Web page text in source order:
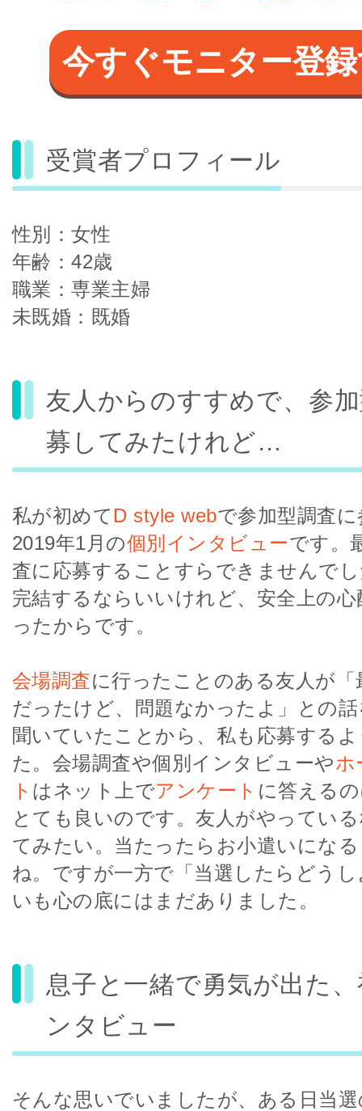
今すぐモニター登
受賞者プロフィール
性別：女性
年齢：42歳
職業：専業主婦
未既婚：既婚
友人からのすすめで、参
募してみたけれど…
私が初めて D style webで参加型調査
2019年1月の個別インタビューです。
査に応募することすらできませんで
完結するならいいけれど、安全上の
ったからです。
会場調査に行ったことのある友人が「
だったけど、問題なかったよ」との
聞いていたことから、私も応募する
た。会場調査や個別インタビューやホ
ト はネット上でアンケート に答える
とても良いのです。友人がやってい
てみたい。当たったらお小遣いにな
ね。ですが一方で「当選したらどう
いも心の底にはまだありました。
息子と一緒で勇気が出た
ンタビュー
そんな思いでいましたが、ある日当